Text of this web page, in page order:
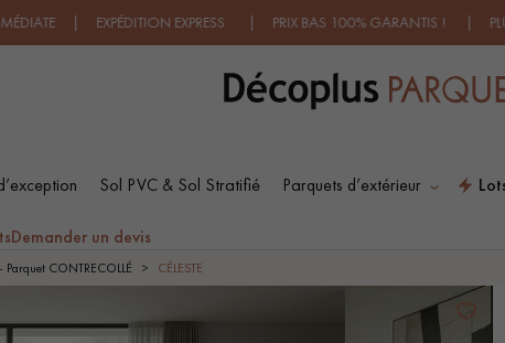
EXPRESS | PRIX BAS 100% GARANTIS ! | PLUS DE 500
Sol PVC & Sol Stratifié Parquets d’extérieur
Demander un devisLES RECHERCHES LES PLUS
PARQUET
PARQUETS À
Parquet CONTRECOLLÉ CÉLESTE